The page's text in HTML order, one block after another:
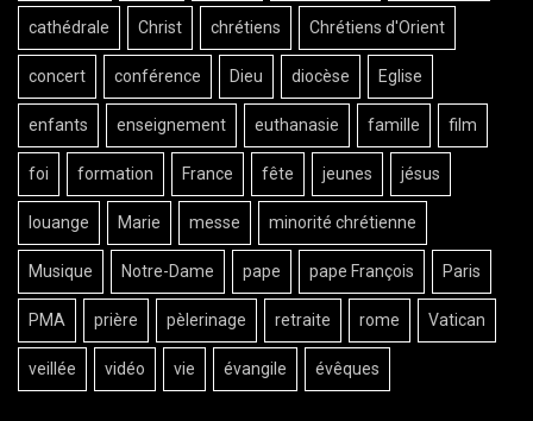
cathédrale Christ chrétiens Chrétiens d'Orient
concert conférence Dieu diocèse Eglise
enfants enseignement euthanasie famille film
foi formation France fête jeunes jésus
louange Marie messe minorité chrétienne
Musique Notre-Dame pape pape François Paris
PMA prière pèlerinage retraite rome Vatican
veillée vidéo vie évangile évêques